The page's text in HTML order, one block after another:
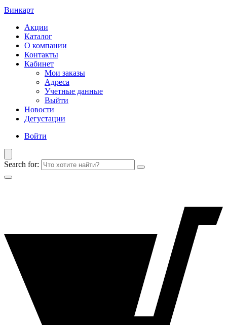
Винкарт
Акции
Каталог
О компании
Контакты
Кабинет
Мои заказы
Адреса
Учетные данные
Выйти
Новости
Дегустации
Войти
Search for: